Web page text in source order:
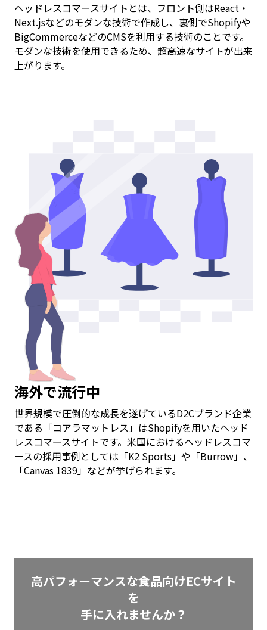
ヘッドレスコマースサイトとは、フロント側はReact・
Next.jsなどのモダンな技術で作成し、裏側でShopifyや
BigCommerceなどのCMSを利用する技術のことです。
モダンな技術を使用できるため、超高速なサイトが出来
上がります。
海外で流行中
世界規模で圧倒的な成長を遂げているD2Cブランド企業
である「コアラマットレス」はShopifyを用いたヘッド
レスコマースサイトです。米国におけるヘッドレスコマ
ースの採用事例としては「K2 Sports」や「Burrow」、
「Canvas 1839」などが挙げられます。
高パフォーマンスな食品向けECサイト
を
手に入れませんか？